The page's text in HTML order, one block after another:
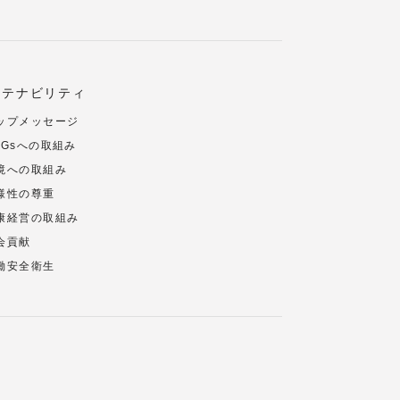
ナビリティ
プメッセージ
への取組み
への取組み
性の尊重
経営の取組み
貢献
安全衛生